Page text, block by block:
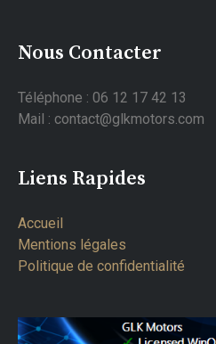
Nous Contacter
Téléphone : 06 12 17 42 13
Mail : contact@glkmotors.com
Liens Rapides
Accueil
Mentions légales
Politique de confidentialité